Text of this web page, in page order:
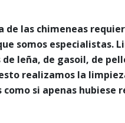
de las chimeneas
somos especialistas.
de leña, de gasoil, de
realizamos la
como si apenas hubiese